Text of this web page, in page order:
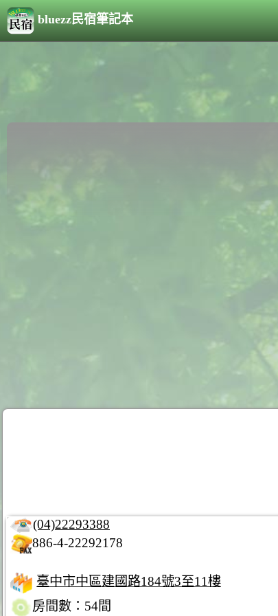
bluezz民宿筆記本
(04)22293388
886-4-22292178
臺中市中區建國路184號3至11樓
房間數：54間